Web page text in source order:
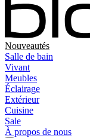
Nouveautés
Salle de bain
Vivant
Meubles
Éclairage
Extérieur
Cuisine
Sale
À propos de nous